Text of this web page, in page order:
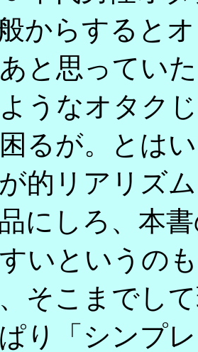
からすると
と思ってい
うなオタク
るが。とは
的リアリズ
にしろ、本
いというの
そこまでし
り「シンプ